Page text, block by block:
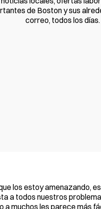
de Boston y sus
correo, todos los días.
los estoy amenazando,
a todos nuestros
a muchos les parece más